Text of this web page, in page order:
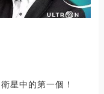
星中的第一個！